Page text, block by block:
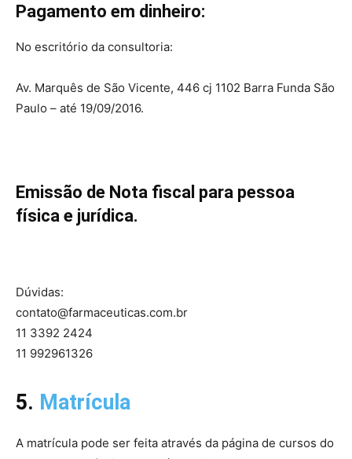
Pagamento em dinheiro:
No escritório da consultoria:
Av. Marquês de São Vicente, 446 cj 1102 Barra Funda São
Paulo – até 19/09/2016.
Emissão de Nota fiscal para pessoa
física e jurídica.
Dúvidas:
contato@farmaceuticas.com.br
11 3392 2424
11 992961326
5. Matrícula
A matrícula pode ser feita através da página de cursos do